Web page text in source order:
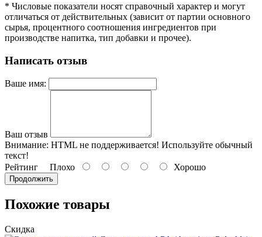
* Числовые показатели носят справочный характер и могут
отличаться от действительных (зависит от партии основного
сырья, процентного соотношения ингредиентов при
производстве напитка, тип добавки и прочее).
Написать отзыв
Ваше имя:
Ваш отзыв
Внимание: HTML не поддерживается! Используйте обычный
текст!
Рейтинг Плохо Хорошо
Продолжить
Похожие товары
Скидка